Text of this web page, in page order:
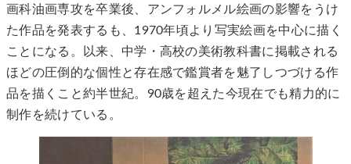
画科油画専攻を卒業後、アンフォルメル絵画の影響をうけ
た作品を発表するも、1970年頃より写実絵画を中心に描く
ことになる。以来、中学・高校の美術教科書に掲載される
ほどの圧倒的な個性と存在感で鑑賞者を魅了しつづける作
品を描くこと約半世紀。90歳を超えた今現在でも精力的に
制作を続けている。